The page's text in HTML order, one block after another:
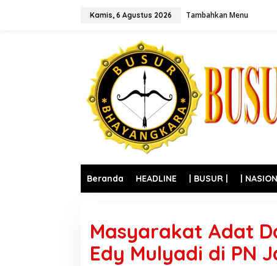
Kamis, 6 Agustus 2026 Tambahkan Menu
Beranda HEADLINE | BUSUR | |
Masyarakat Adat
Edy Mulyadi di PN